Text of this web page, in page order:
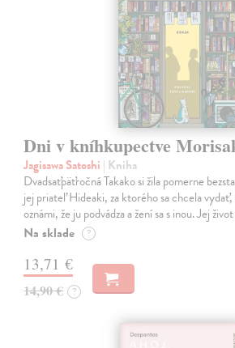
Dni v kníhkupectve
Jagisawa Satoshi | Kniha
Dvadsaťpäťročná Takako si žila pomerne
jej priateľ Hideaki, za ktorého sa chcela
oznámi, že ju podvádza a žení sa s inou. Jej
Na sklade ?
13,71 €
14,90 € ?